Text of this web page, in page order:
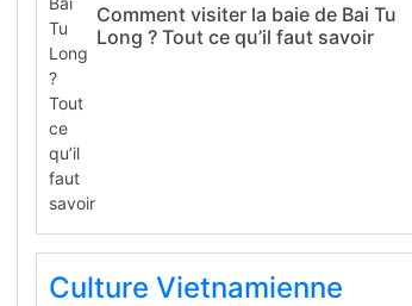
Comment visiter la baie de Bai Tu
Long ? Tout ce qu’il faut savoir
Culture Vietnamienne